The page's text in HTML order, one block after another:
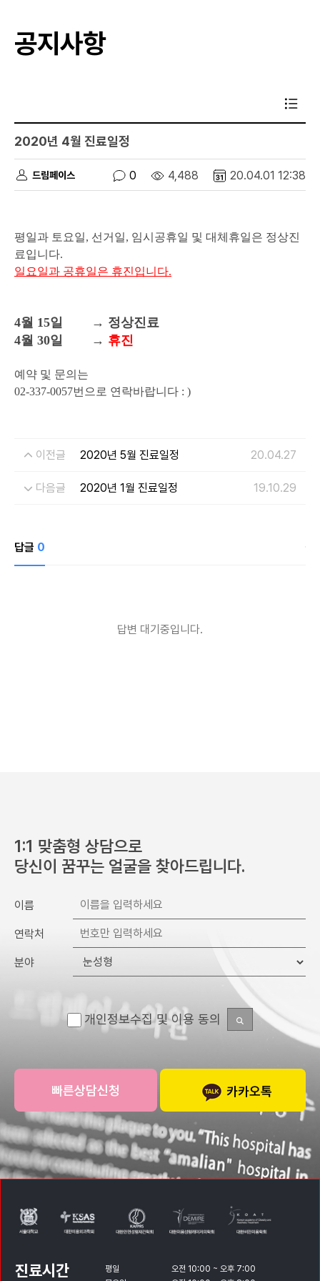
공지사항
2020년 4월 진료일정
드림페이스 0 4,488 20.04.01 12:38
평일과 토요일, 선거일, 임시공휴일 및 대체휴일은 정상진
료입니다.
일요일과 공휴일은 휴진입니다.
4월 15일 → 정상진료
4월 30일 → 휴진
예약 및 문의는
02-337-0057번으로 연락바랍니다 : )
이전글 2020년 5월 진료일정 20.04.27
다음글 2020년 1월 진료일정 19.10.29
답글 0
답변 대기중입니다.
1:1 맞춤형 상담으로
당신이 꿈꾸는 얼굴을 찾아드립니다.
이름
연락처
분야
개인정보수집 및 이용 동의
카카오톡
상담신청을 위한 정보 수집 및 상담 자료
진료시간 평일
오전 10:00 ~ 오후 7:00